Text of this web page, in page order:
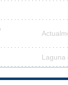
Laguna